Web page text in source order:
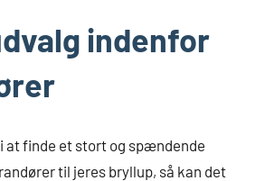
indenfor
at finde et stort og spændende
til jeres bryllup, så kan det